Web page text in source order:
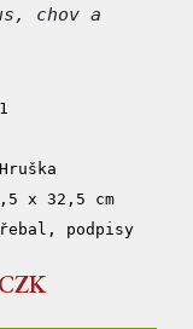
chov a
x 32,5 cm
podpisy